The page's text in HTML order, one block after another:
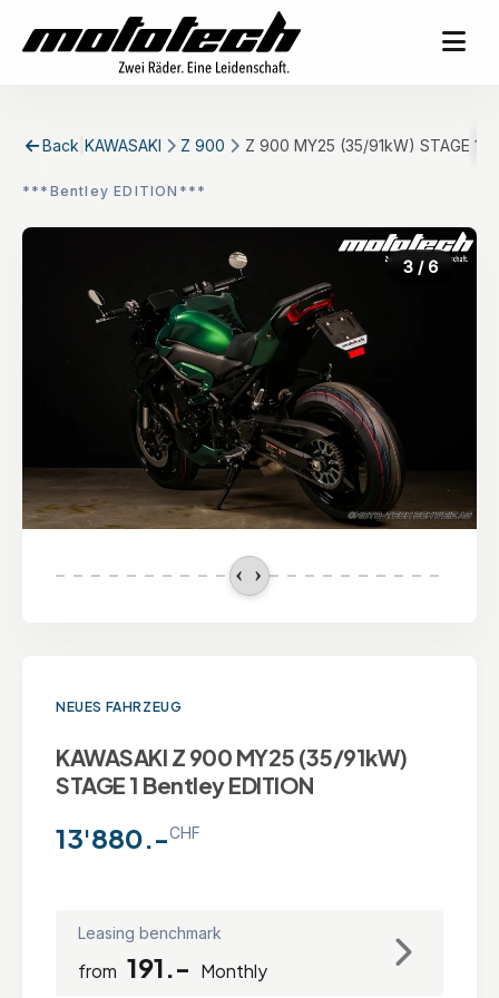
Back KAWASAKI Z 900 Z 900 MY25 (35/91kW) STAGE 1
***Bentley EDITION***
3 / 6
NEUES FAHRZEUG
KAWASAKI Z 900 MY25 (35/91kW)
STAGE 1 Bentley EDITION
13'880.-CHF
Leasing benchmark
from 191.- Monthly